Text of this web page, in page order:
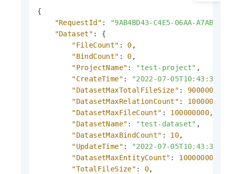
{
"RequestId" :
"9AB4BD43-C4E5-06AA-A7AB-
"Dataset" :
{
"FileCount" : 0 ,
"BindCount" : 0 ,
"ProjectName" : "test-project" ,
"CreateTime" :
"2022-07-
"DatasetMaxTotalFileSize" :
"DatasetMaxRelationCount" :
"DatasetMaxFileCount" : 100000000,
"DatasetName" : "test-dataset" ,
"DatasetMaxBindCount" : 10,
"UpdateTime" :
"2022-07-
"DatasetMaxEntityCount" : 10000000000
"TotalFileSize" : 0,